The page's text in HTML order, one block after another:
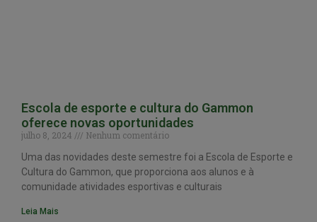
Escola de esporte e cultura do Gammon
oferece novas oportunidades
julho 8, 2024
Nenhum comentário
Uma das novidades deste semestre foi a Escola de Esporte e
Cultura do Gammon, que proporciona aos alunos e à
comunidade atividades esportivas e culturais
Leia Mais